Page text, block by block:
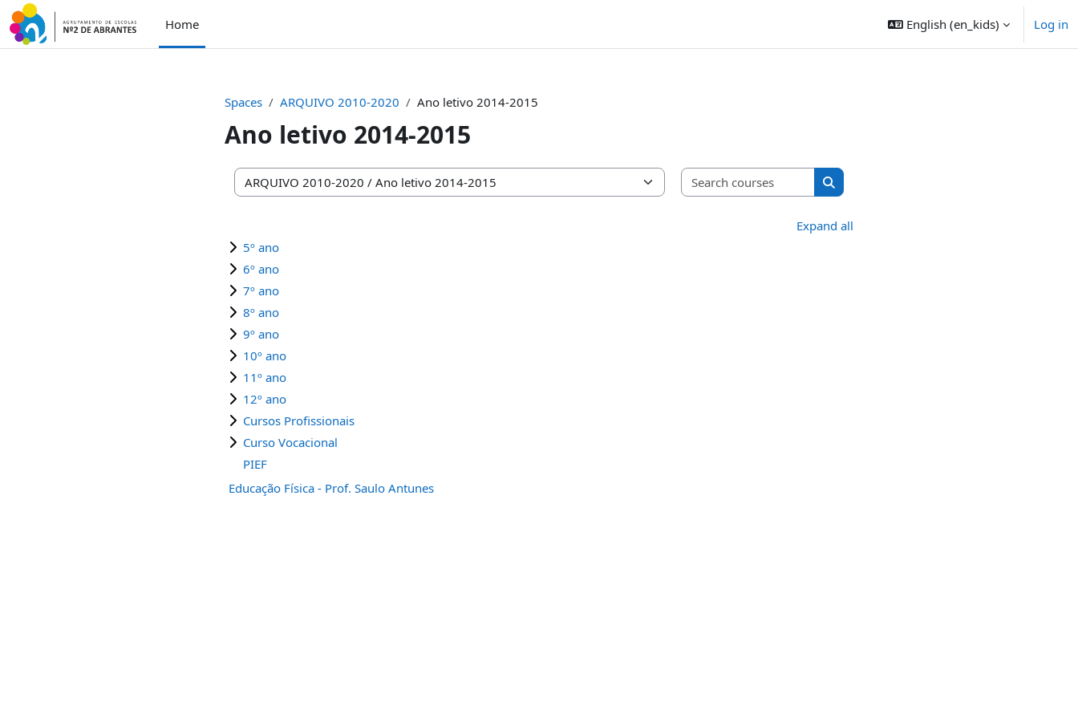
Skip to main content
Home
English ‎(en_kids)‎ Log in
Spaces ARQUIVO 2010-2020 Ano letivo 2014-2015
Ano letivo 2014-2015
Space categories
Search courses
Search courses
Expand all
5º ano
6º ano
7º ano
8º ano
9º ano
10º ano
11º ano
12º ano
Cursos Profissionais
Curso Vocacional
PIEF
Educação Física - Prof. Saulo Antunes